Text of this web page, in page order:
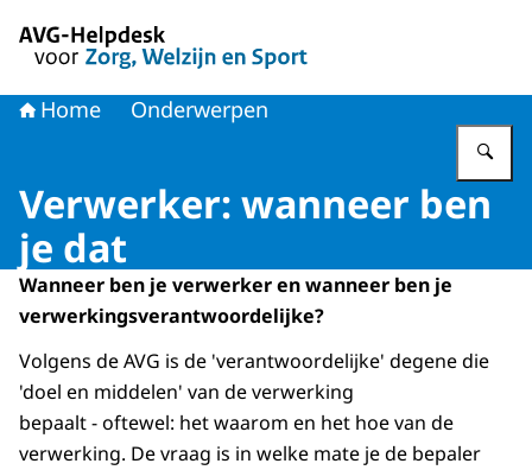
Home Onderwerpen
Verwerker: wanneer ben
je dat
Wanneer ben je verwerker en wanneer ben je
verwerkingsverantwoordelijke?
Volgens de AVG is de 'verantwoordelijke' degene die
'doel en middelen' van de verwerking
bepaalt - oftewel: het waarom en het hoe van de
verwerking. De vraag is in welke mate je de bepaler